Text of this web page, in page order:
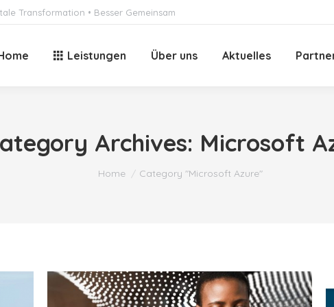
Transformation • Besser Gemeinsam
Leistungen Über uns Aktuelles
Archives: Microsoft
You are here:
Home Category "Microsoft Azure"